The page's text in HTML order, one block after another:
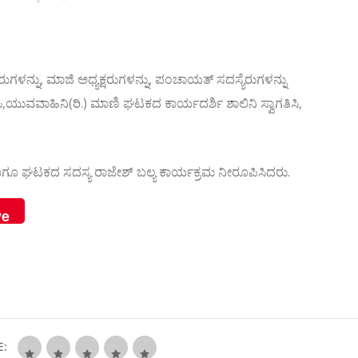
ಮಾಜಿ ಅಧ್ಯಕ್ಷರುಗಳನ್ನು, ಪಂಚಾಯತ್ ಸದಸ್ಯೆರುಗಳನ್ನು
ಮಾಣಿ ಘಟಕದ ಕಾರ್ಯದರ್ಶಿ ಶಾಲಿನಿ ಸ್ವಾಗತಿಸಿ,
ಘಟಕದ ಸದಸ್ಯ ರಾಜೇಶ್ ಬಲ್ಯ ಕಾರ್ಯಕ್ರಮ ನೀರೂಪಿಸಿದರು.